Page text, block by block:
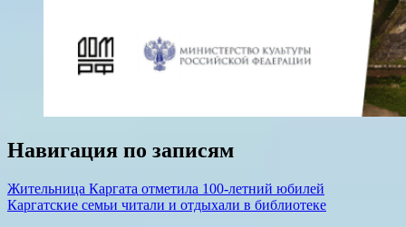
Навигация по записям
Жительница Каргата отметила 100-летний юбилей
Каргатские семьи читали и отдыхали в библиотеке